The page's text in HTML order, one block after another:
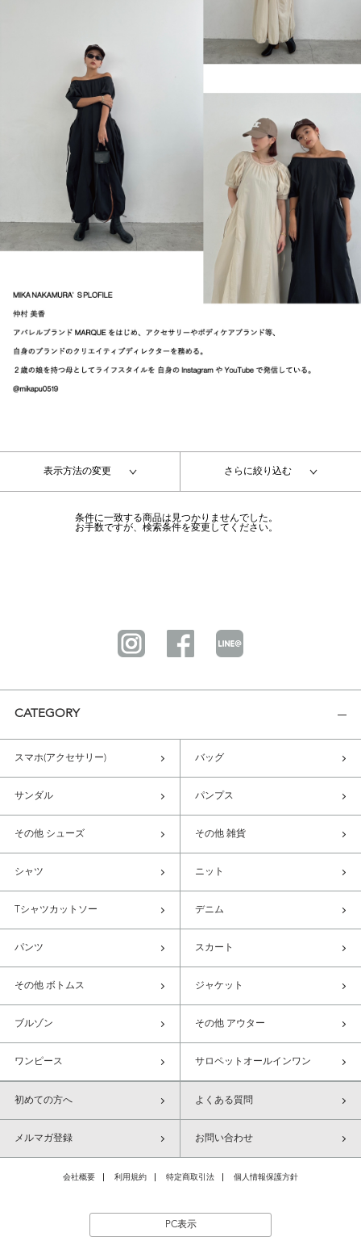
表示方法の変更 さらに絞り込む
条件に一致する商品は見つかりませんでした。
お手数ですが、検索条件を変更してください。
CATEGORY
スマホ(アクセサリー) バッグ
サンダル パンプス
その他 シューズ その他 雑貨
シャツ ニット
Tシャツカットソー デニム
パンツ スカート
その他 ボトムス ジャケット
ブルゾン その他 アウター
ワンピース サロペットオールインワン
初めての方へ よくある質問
メルマガ登録 お問い合わせ
会社概要 利用規約 特定商取引法 個人情報保護方針
PC表示